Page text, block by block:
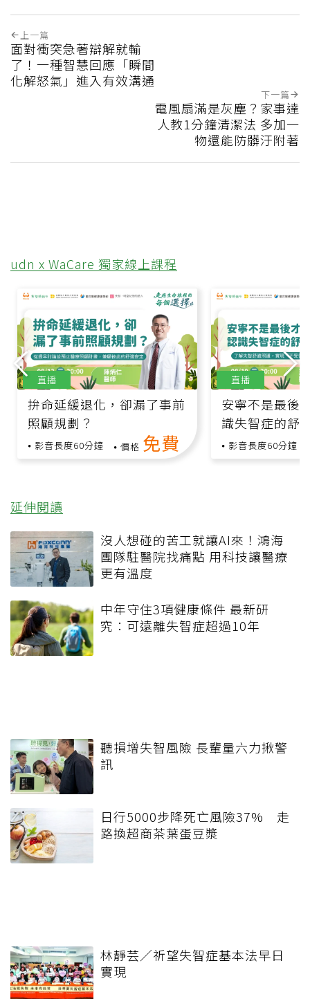
上一篇
面對衝突急著辯解就輸
了！一種智慧回應「瞬間
化解怒氣」進入有效溝通
下一篇
電風扇滿是灰塵？家事達
人教1分鐘清潔法 多加一
物還能防髒汙附著
udn x WaCare 獨家線上課程
拚命延緩退化，卻漏了事前
照顧規劃？
影音長度60分鐘 價格 免費
直播
安寧不是最後
識失智症的舒
影音長度60分鐘
直播
延伸閱讀
沒人想碰的苦工就讓AI來！鴻海
團隊駐醫院找痛點 用科技讓醫療
更有溫度
中年守住3項健康條件 最新研
究：可遠離失智症超過10年
聽損增失智風險 長輩量六力揪警
訊
日行5000步降死亡風險37% 走
路換超商茶葉蛋豆漿
林靜芸／祈望失智症基本法早日
實現